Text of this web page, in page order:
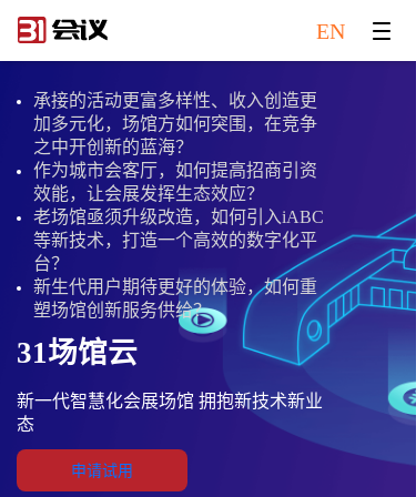
EN
承接的活动更富多样性、收入创造更
加多元化，场馆方如何突围，在竞争
之中开创新的蓝海？
作为城市会客厅，如何提高招商引资
效能，让会展发挥生态效应？
老场馆亟须升级改造，如何引入iABC
等新技术，打造一个高效的数字化平
台？
新生代用户期待更好的体验，如何重
塑场馆创新服务供给？
31场馆云
新一代智慧化会展场馆 拥抱新技术新业
态
申请试用